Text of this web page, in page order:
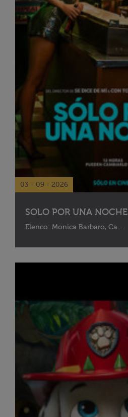
03 - 09 - 2026
SOLO POR UNA NOCHE
Elenco: Monica Barbaro, Ca...